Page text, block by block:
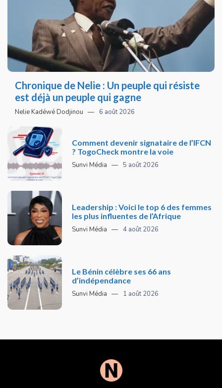
Chronique de Nelie : Un peuple qui résiste
est déjà un peuple qui gagne
Nelie Kadéwé Dodjinou 6 août 2026
Comment devenir signataire de l’IFCN
? TogoCheck montre la voie
Sunvi Média 5 août 2026
Leadership : Voici le top 6 des femmes
les plus influentes de l’Afrique
Sunvi Média 4 août 2026
Le Bénin célèbre ses 66 ans
d’indépendance
Sunvi Média 1 août 2026